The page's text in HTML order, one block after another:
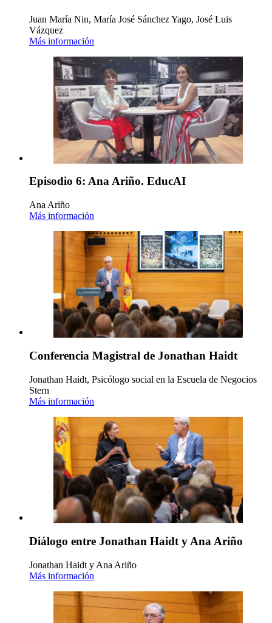
Juan María Nin, María José Sánchez Yago, José Luis
Vázquez
Más información
Episodio 6: Ana Ariño. EducAI
Ana Ariño
Más información
Conferencia Magistral de Jonathan Haidt
Jonathan Haidt, Psicólogo social en la Escuela de Negocios
Stern
Más información
Diálogo entre Jonathan Haidt y Ana Ariño
Jonathan Haidt y Ana Ariño
Más información